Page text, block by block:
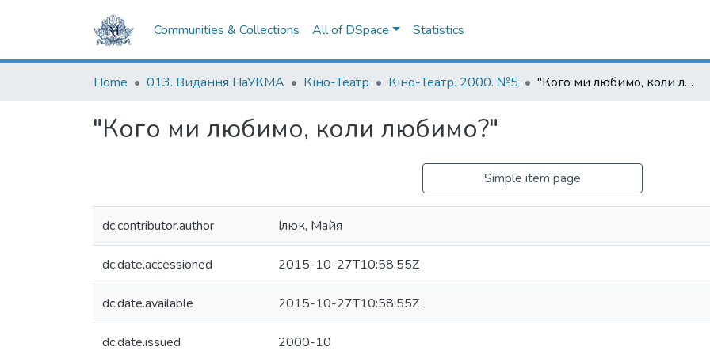
Communities & Collections All of DSpace Statistics
Home 013. Видання НаУКМА Кіно-Театр Кіно-Театр. 2000. №5 "Кого ми любимо, коли любимо?"
"Кого ми любимо, коли любимо?"
Simple item page
dc.contributor.author Ілюк, Майя
dc.date.accessioned 2015-10-27T10:58:55Z
dc.date.available 2015-10-27T10:58:55Z
dc.date.issued 2000-10